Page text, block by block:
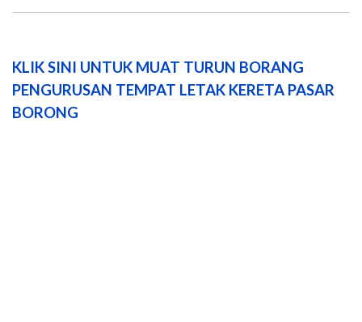
KLIK SINI UNTUK MUAT TURUN BORANG
PENGURUSAN TEMPAT LETAK KERETA PASAR
BORONG